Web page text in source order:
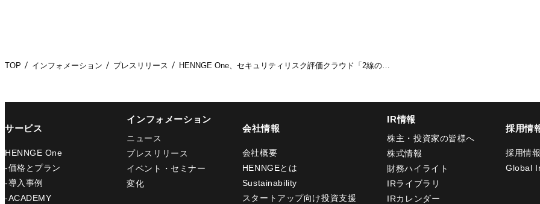
TOP インフォメーション プレスリリース HENNGE One、セキュリティリスク評価クラウド「2線の…
サービス
HENNGE One
-価格とプラン
-導入事例
-ACADEMY
インフォメーション
ニュース
プレスリリース
イベント・セミナー
変化
会社情報
会社概要
HENNGEとは
Sustainability
スタートアップ向け投資支援
IR情報
株主・投資家の皆様へ
株式情報
財務ハイライト
IRライブラリ
IRカレンダー
採用情
採用情報
Global